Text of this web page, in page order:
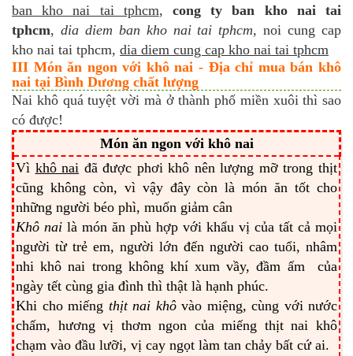
ban kho nai tai tphcm,cong ty ban kho nai tai
tphcm, dia diem ban kho nai tai tphcm, noi cung cap
kho nai tai tphcm, dia diem cung cap kho nai tai tphcm
III Món ăn ngon với khô nai - Địa chỉ mua bán khô
nai tại Bình Dương chất lượng
Nai khô quá tuyệt vời mà ở thành phố miền xuôi thì sao
có được!
Món ăn ngon với khô nai
Vì khô nai đã được phơi khô nên lượng mỡ trong thịt
cũng không còn, vì vậy đây còn là món ăn tốt cho
những người béo phì, muốn giảm cân
Khô nai là món ăn phù hợp với khẩu vị của tất cả mọi
người từ trẻ em, người lớn đến người cao tuổi, nhâm
nhi khô nai trong không khí xum vầy, đầm ấm của
ngày tết cùng gia đình thì thật là hạnh phúc.
Khi cho miếng thịt nai khôvào miệng, cùng với nước
chấm, hương vị thơm ngon của miếng thịt nai khô
chạm vào đầu lưỡi, vị cay ngọt làm tan chảy bất cứ ai.